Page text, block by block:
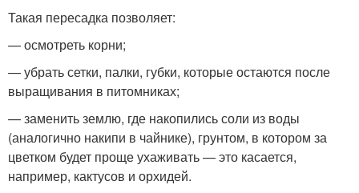
Такая пересадка позволяет:
— осмотреть корни;
— убрать сетки, палки, губки, которые остаются после
выращивания в питомниках;
— заменить землю, где накопились соли из воды
(аналогично накипи в чайнике), грунтом, в котором за
цветком будет проще ухаживать — это касается,
например, кактусов и орхидей.